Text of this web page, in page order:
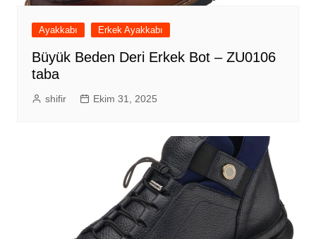
Ayakkabı Erkek Ayakkabı
Büyük Beden Deri Erkek Bot – ZU0106
taba
shifir Ekim 31, 2025